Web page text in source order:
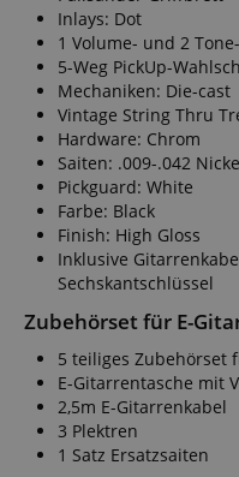
Inlays: Dot
1 Volume- und 2
5-Weg PickUp-
Mechaniken: Die-cast
Vintage String Thru
Hardware: Chrom
Saiten: .009-.042
Pickguard: White
Farbe: Black
Finish: High Gloss
Inklusive
Sechskantschlüssel
Zubehörset für E-
5 teiliges Zubehörset
E-Gitarrentasche mit
2,5m E-Gitarrenkabel
3 Plektren
1 Satz Ersatzsaiten